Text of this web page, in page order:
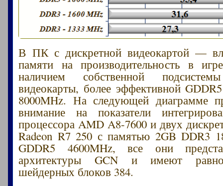
В ПК с дискретной видеокартой —
памяти на производительность в
наличием собственной
видеокарты, более эффективной
8000MHz. На следующей диаграмме
внимание на показатели
процессора AMD A8-7600 и двух
Radeon R7 250 с памятью 2GB DDR3
GDDR5 4600MHz, все они
архитектуры GCN и имеют
шейдерных блоков 384.